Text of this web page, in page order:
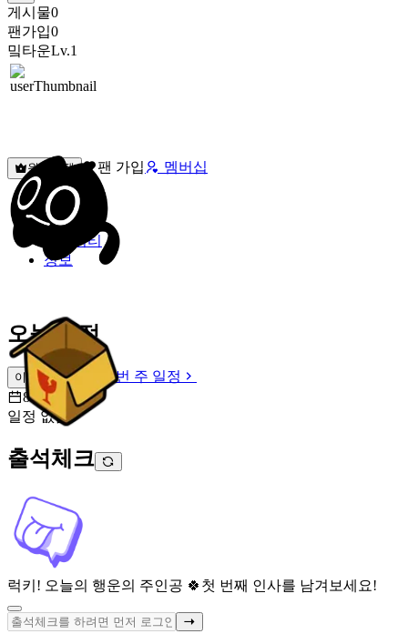
게시물0
팬가입0
밐타운Lv.1
원픽선택 팬 가입 멤버십
밐타운
피드
커뮤니티
정보
오늘 일정
이번 주 일정
이번 주 일정
8월 6일 [목]
일정 없음
출석체크
럭키! 오늘의 행운의 주인공 🍀 첫 번째 인사를 남겨보세요!